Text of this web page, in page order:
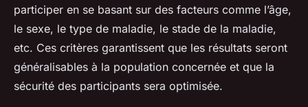
participer en se basant sur des facteurs comme l’âge,
le sexe, le type de maladie, le stade de la maladie,
etc. Ces critères garantissent que les résultats seront
généralisables à la population concernée et que la
sécurité des participants sera optimisée.